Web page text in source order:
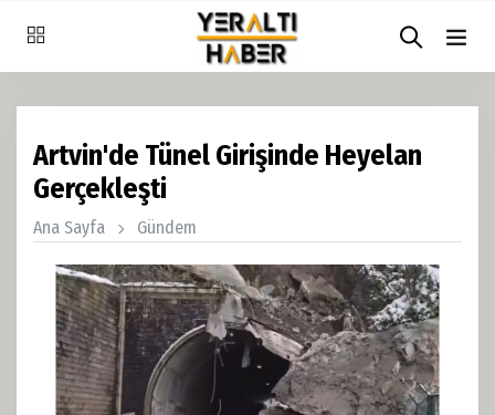
Artvin'de Tünel Girişinde Heyelan
Gerçekleşti
Ana Sayfa Gündem